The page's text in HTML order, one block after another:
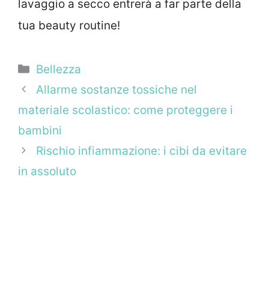
lavaggio a secco entrerà a far parte della
tua beauty routine!
Categorie
Bellezza
Allarme sostanze tossiche nel
materiale scolastico: come proteggere i
bambini
Rischio infiammazione: i cibi da evitare
in assoluto